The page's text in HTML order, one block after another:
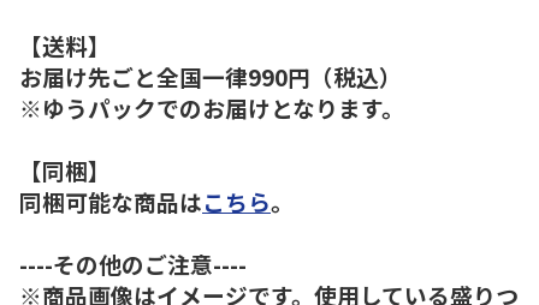
【送料】
お届け先ごと全国一律990円（税込）
※ゆうパックでのお届けとなります。
【同梱】
同梱可能な商品はこちら。
----その他のご注意----
※商品画像はイメージです。使用している盛りつ